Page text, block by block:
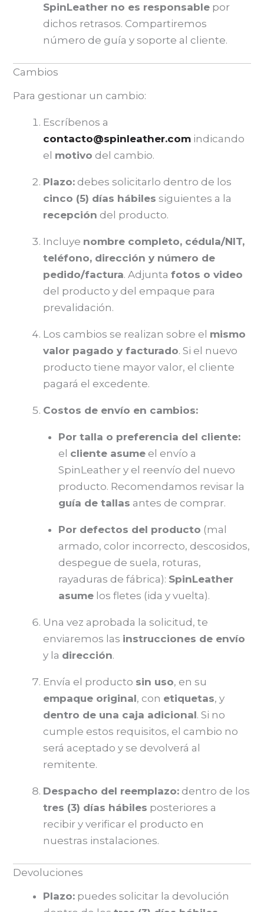
SpinLeather no es responsable por
dichos retrasos. Compartiremos
número de guía y soporte al cliente.
Cambios
Para gestionar un cambio:
Escríbenos a
contacto@spinleather.com indicando
el motivo del cambio.
Plazo: debes solicitarlo dentro de los
cinco (5) días hábiles siguientes a la
recepción del producto.
Incluye nombre completo, cédula/NIT,
teléfono, dirección y número de
pedido/factura. Adjuntafotos o video
del producto y del empaque para
prevalidación.
Los cambios se realizan sobre el mismo
valor pagado y facturado. Si el nuevo
producto tiene mayor valor, el cliente
pagará el excedente.
Costos de envío en cambios:
Por talla o preferencia del cliente:
el cliente asumeel envío a
SpinLeather y el reenvío del nuevo
producto. Recomendamos revisar la
guía de tallas antes de comprar.
Por defectos del producto (mal
armado, color incorrecto, descosidos,
despegue de suela, roturas,
rayaduras de fábrica): SpinLeather
asumelos fletes (ida y vuelta).
Una vez aprobada la solicitud, te
enviaremos las instrucciones de envío
y la dirección.
Envía el producto sin uso, en su
empaque original, con etiquetas, y
dentro de una caja adicional. Si no
cumple estos requisitos, el cambio no
será aceptado y se devolverá al
remitente.
Despacho del reemplazo: dentro de los
tres (3) días hábiles posteriores a
recibir y verificar el producto en
nuestras instalaciones.
Devoluciones
Plazo: puedes solicitar la devolución